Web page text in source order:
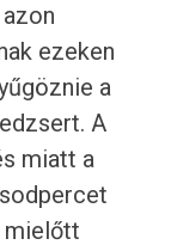
ezeken
a
A
miatt a
mielőtt